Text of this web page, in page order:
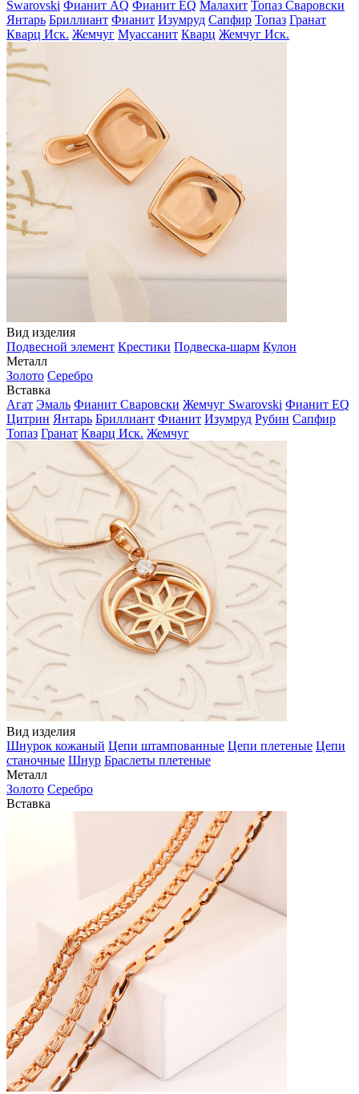
Swarovski Фианит AQ Фианит EQ Малахит Топаз Сваровски
Янтарь Бриллиант Фианит Изумруд Сапфир Топаз Гранат
Кварц Иск. Жемчуг Муассанит Кварц Жемчуг Иск.
Вид изделия
Подвесной элемент Крестики Подвеска-шарм Кулон
Металл
Золото Серебро
Вставка
Агат Эмаль Фианит Сваровски Жемчуг Swarovski Фианит EQ
Цитрин Янтарь Бриллиант Фианит Изумруд Рубин Сапфир
Топаз Гранат Кварц Иск. Жемчуг
Вид изделия
Шнурок кожаный Цепи штампованные Цепи плетеные Цепи
станочные Шнур Браслеты плетеные
Металл
Золото Серебро
Вставка